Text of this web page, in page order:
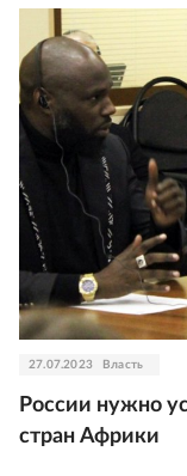
27.07.2023 Власть
России нужно
стран Африки